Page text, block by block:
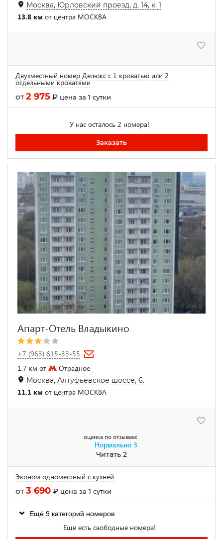
Москва, Юрловский проезд, д. 14, к. 1
13.8 км от центра МОСКВА
Двухместный номер Делюкс с 1 кроватью или 2
отдельными кроватями
от2 975 ₽ цена за 1 сутки
У нас осталось 2 номера!
Заказать
Апарт-Отель Владыкино
+7 (963) 615-33-55
1.7 км от
Отрадное
Москва, Алтуфьевское шоссе, 6.
11.1 км от центра МОСКВА
оценка по отзывам:
Нормально 3
Читать 2
Эконом одноместный с кухней
от3 690 ₽ цена за 1 сутки
Ещё 9 категорий номеров
Ещё есть свободные номера!